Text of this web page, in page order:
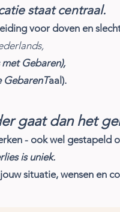
staat centraal.
voor doven en
Gebaren),
GebarenTaal).
gaat dan het
- ook wel gestapeld
is uniek.
situatie, wensen en